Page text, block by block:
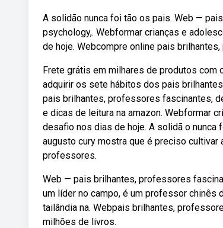
A solidão nunca foi tão os pais. Web —
psychology,. Webformar crianças e
de hoje. Webcompre online pais
Frete grátis em milhares de produtos com
adquirir os sete hábitos dos pais
pais brilhantes, professores fascinantes,
e dicas de leitura na amazon. Webformar
desafio nos dias de hoje. A solidã o
augusto cury mostra que é preciso
professores.
Web — pais brilhantes, professores
um líder no campo, é um professor chinês
tailândia na. Webpais brilhantes,
milhões de livros.